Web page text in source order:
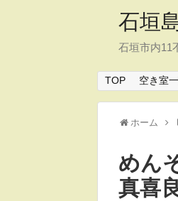
石垣
石垣市内11
TOP 空き室
ホーム
めん
真喜